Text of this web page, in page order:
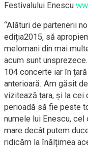
Festivalului Enescu
“Alături de partenerii
ediția2015, să
melomani din mai
acum sunt
104 concerte iar în
anterioară. Am găsit
vizitează țara, și la cei
perioadă să fie peste
numele lui Enescu,
mare decât putem
ridicăm la înălțimea